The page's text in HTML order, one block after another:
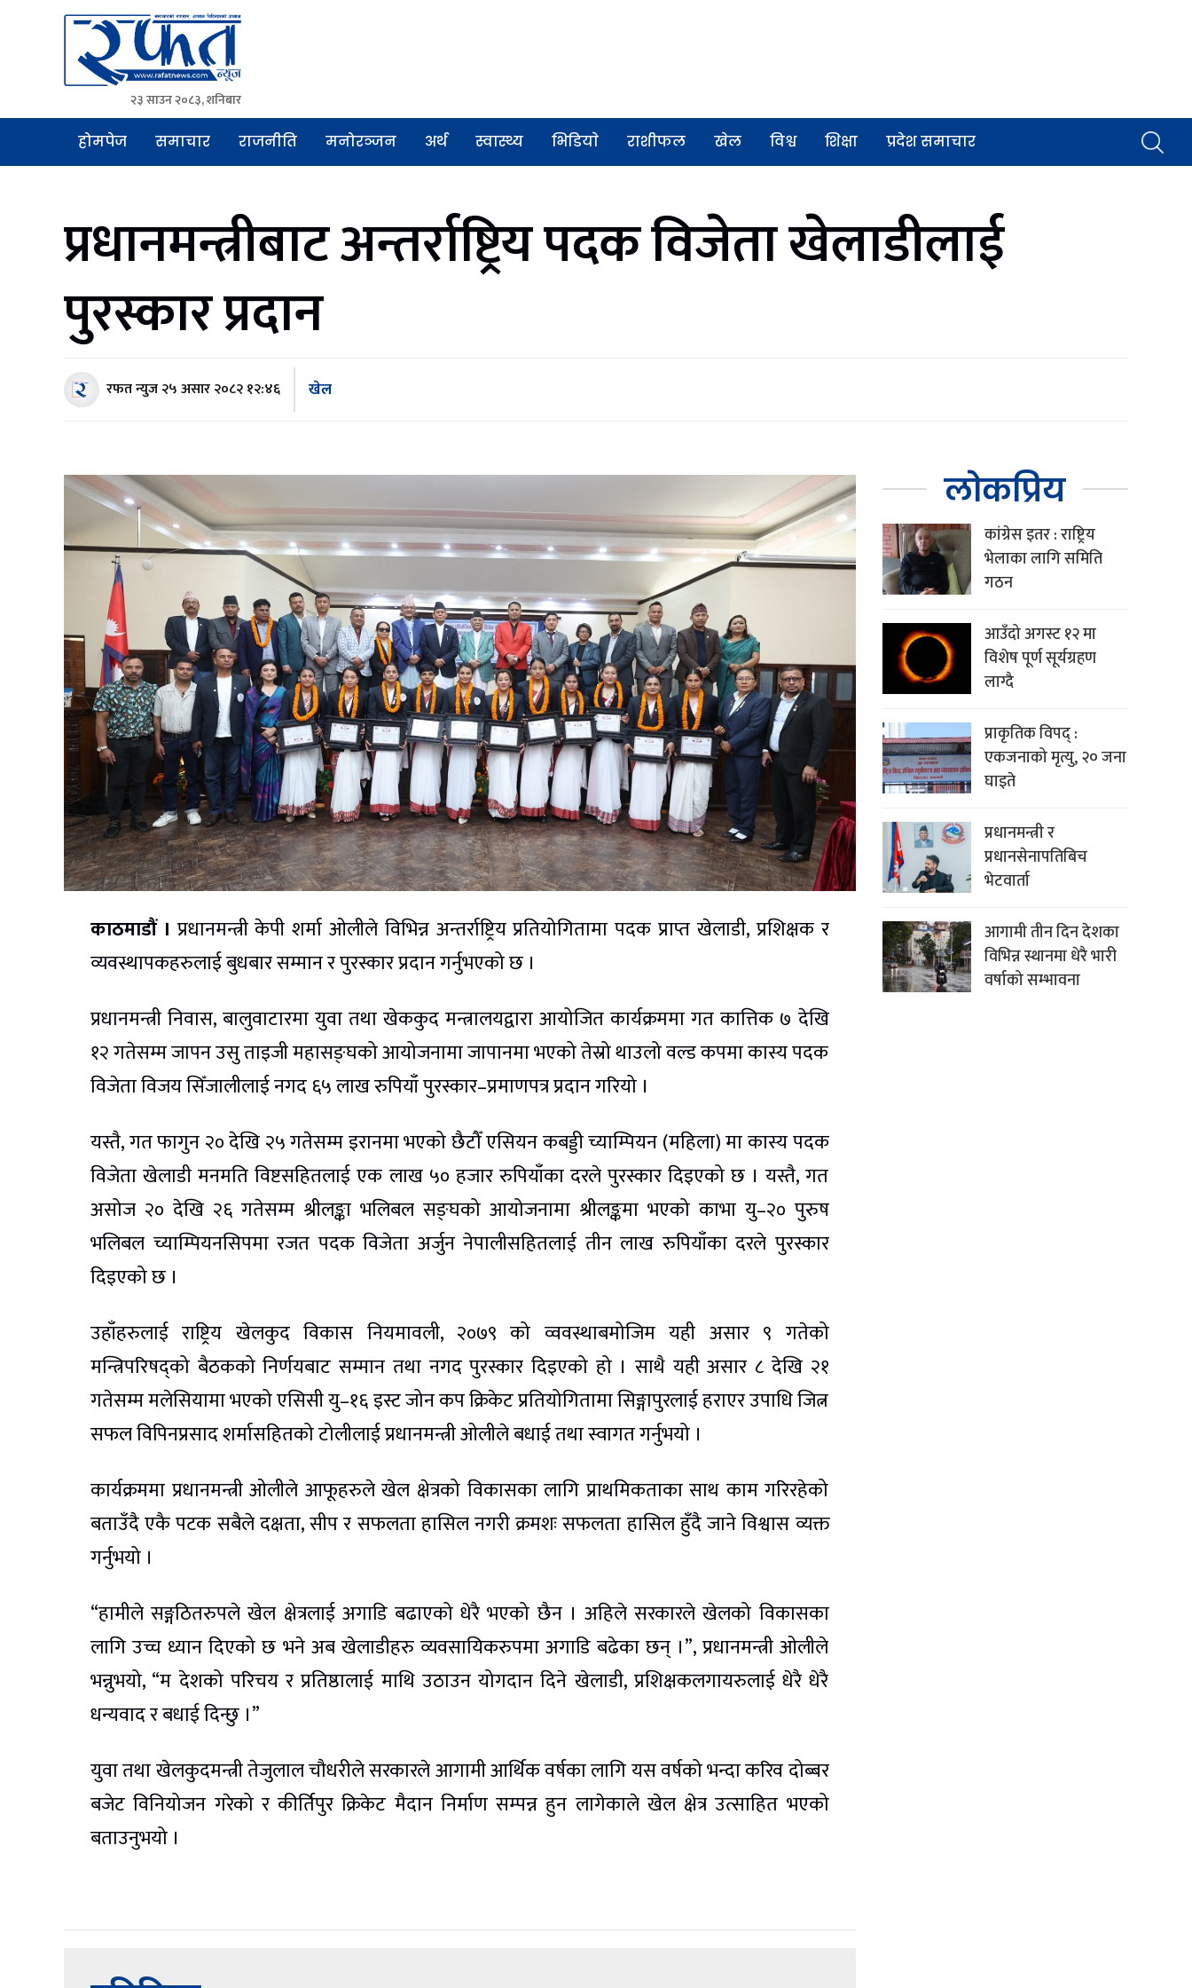
Rafat News
समाचारको रफ्तार, आवाज बिहिनहरुको आवाज
२३ साउन २०८३, शनिबार
होमपेज समाचार राजनीति मनोरञ्जन अर्थ स्वास्थ्य भिडियाे राशीफल खेल विश्व शिक्षा प्रदेश समाचार
प्रधानमन्त्रीबाट अन्तर्राष्ट्रिय पदक विजेता खेलाडीलाई
पुरस्कार प्रदान
रफत न्युज२५ असार २०८२ १२:४६ खेल
काठमाडौं । प्रधानमन्त्री केपी शर्मा ओलीले विभिन्न अन्तर्राष्ट्रिय प्रतियोगितामा पदक प्राप्त खेलाडी, प्रशिक्षक र
व्यवस्थापकहरुलाई बुधबार सम्मान र पुरस्कार प्रदान गर्नुभएको छ ।
प्रधानमन्त्री निवास, बालुवाटारमा युवा तथा खेककुद मन्त्रालयद्वारा आयोजित कार्यक्रममा गत कात्तिक ७ देखि
१२ गतेसम्म जापन उसु ताइजी महासङ्घको आयोजनामा जापानमा भएको तेस्रो थाउलो वल्ड कपमा कास्य पदक
विजेता विजय सिँजालीलाई नगद ६५ लाख रुपियाँ पुरस्कार–प्रमाणपत्र प्रदान गरियो ।
यस्तै, गत फागुन २० देखि २५ गतेसम्म इरानमा भएको छैटौँ एसियन कबड्डी च्याम्पियन (महिला) मा कास्य पदक
विजेता खेलाडी मनमति विष्टसहितलाई एक लाख ५० हजार रुपियाँका दरले पुरस्कार दिइएको छ । यस्तै, गत
असोज २० देखि २६ गतेसम्म श्रीलङ्का भलिबल सङ्घको आयोजनामा श्रीलङ्कमा भएको काभा यु–२० पुरुष
भलिबल च्याम्पियनसिपमा रजत पदक विजेता अर्जुन नेपालीसहितलाई तीन लाख रुपियाँका दरले पुरस्कार
दिइएको छ ।
उहाँहरुलाई राष्ट्रिय खेलकुद विकास नियमावली, २०७९ को व्ववस्थाबमोजिम यही असार ९ गतेको
मन्त्रिपरिषद्को बैठकको निर्णयबाट सम्मान तथा नगद पुरस्कार दिइएको हो । साथै यही असार ८ देखि २१
गतेसम्म मलेसियामा भएको एसिसी यु–१६ इस्ट जोन कप क्रिकेट प्रतियोगितामा सिङ्गापुरलाई हराएर उपाधि जित्न
सफल विपिनप्रसाद शर्मासहितको टोलीलाई प्रधानमन्त्री ओलीले बधाई तथा स्वागत गर्नुभयो ।
कार्यक्रममा प्रधानमन्त्री ओलीले आफूहरुले खेल क्षेत्रको विकासका लागि प्राथमिकताका साथ काम गरिरहेको
बताउँदै एकै पटक सबैले दक्षता, सीप र सफलता हासिल नगरी क्रमशः सफलता हासिल हुँदै जाने विश्वास व्यक्त
गर्नुभयो ।
“हामीले सङ्गठितरुपले खेल क्षेत्रलाई अगाडि बढाएको धेरै भएको छैन । अहिले सरकारले खेलको विकासका
लागि उच्च ध्यान दिएको छ भने अब खेलाडीहरु व्यवसायिकरुपमा अगाडि बढेका छन् ।”, प्रधानमन्त्री ओलीले
भन्नुभयो, “म देशको परिचय र प्रतिष्ठालाई माथि उठाउन योगदान दिने खेलाडी, प्रशिक्षकलगायरुलाई धेरै धेरै
धन्यवाद र बधाई दिन्छु ।”
युवा तथा खेलकुदमन्त्री तेजुलाल चौधरीले सरकारले आगामी आर्थिक वर्षका लागि यस वर्षको भन्दा करिव दोब्बर
बजेट विनियोजन गरेको र कीर्तिपुर क्रिकेट मैदान निर्माण सम्पन्न हुन लागेकाले खेल क्षेत्र उत्साहित भएको
बताउनुभयो ।
लोकप्रिय
कांग्रेस इतर : राष्ट्रिय
भेलाका लागि समिति
गठन
आउँदो अगस्ट १२ मा
विशेष पूर्ण सूर्यग्रहण
लाग्दै
प्राकृतिक विपद् :
एकजनाको मृत्यु, २० जना
घाइते
प्रधानमन्त्री र
प्रधानसेनापतिबिच
भेटवार्ता
आगामी तीन दिन देशका
विभिन्न स्थानमा धेरै भारी
वर्षाको सम्भावना